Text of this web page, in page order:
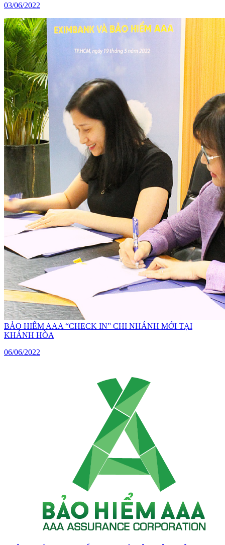
03/06/2022
BẢO HIỂM AAA “CHECK IN” CHI NHÁNH MỚI TẠI
KHÁNH HÒA
06/06/2022